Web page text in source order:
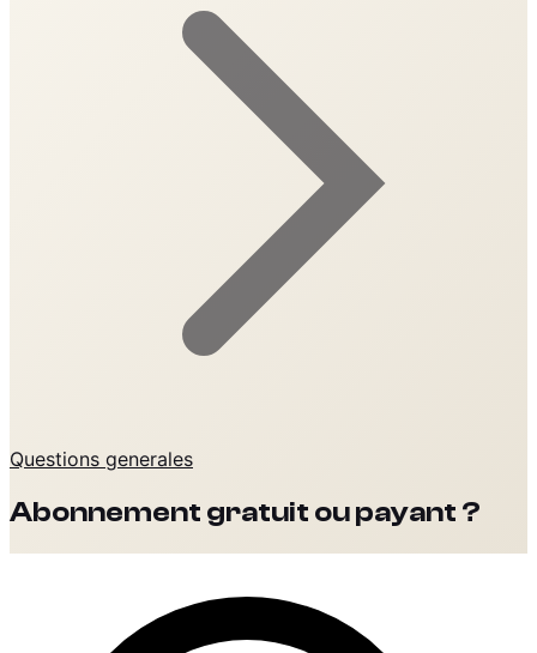
Questions generales
Abonnement gratuit ou payant ?